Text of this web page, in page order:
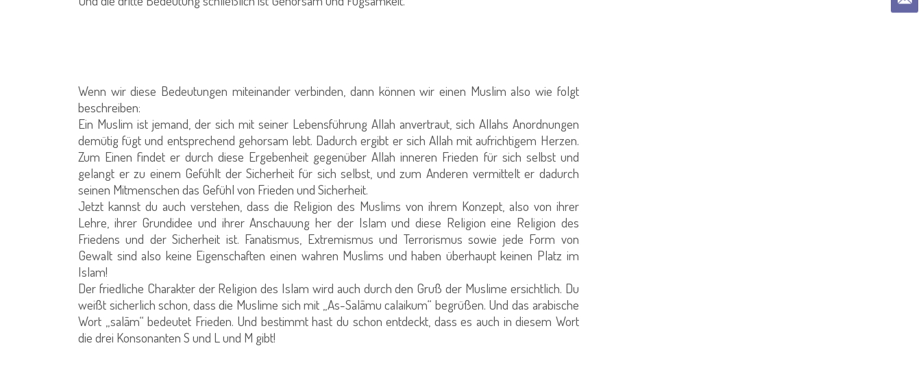
Wenn wir diese Bedeutungen miteinander verbinden, dann können wir einen Muslim also wie folgt
beschreiben:
Ein Muslim ist jemand, der sich mit seiner Lebensführung Allah anvertraut, sich Allahs Anordnungen
demütig fügt und entsprechend gehorsam lebt. Dadurch ergibt er sich Allah mit aufrichtigem Herzen.
Zum Einen findet er durch diese Ergebenheit gegenüber Allah inneren Frieden für sich selbst und
gelangt er zu einem Gefühlt der Sicherheit für sich selbst, und zum Anderen vermittelt er dadurch
seinen Mitmenschen das Gefühl von Frieden und Sicherheit.
Jetzt kannst du auch verstehen, dass die Religion des Muslims von ihrem Konzept, also von ihrer
Lehre, ihrer Grundidee und ihrer Anschauung her der Islam und diese Religion eine Religion des
Friedens und der Sicherheit ist. Fanatismus, Extremismus und Terrorismus sowie jede Form von
Gewalt sind also keine Eigenschaften einen wahren Muslims und haben überhaupt keinen Platz im
Islam!
Der friedliche Charakter der Religion des Islam wird auch durch den Gruß der Muslime ersichtlich. Du
weißt sicherlich schon, dass die Muslime sich mit „As-Salāmu calaikum“ begrüßen. Und das arabische
Wort „salām“ bedeutet Frieden. Und bestimmt hast du schon entdeckt, dass es auch in diesem Wort
die drei Konsonanten S und L und M gibt!